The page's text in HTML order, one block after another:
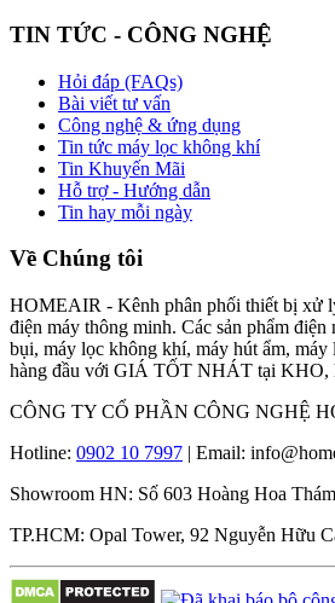
TIN TỨC - CÔNG NGHỆ
Hỏi đáp (FAQs)
Bài viết tư vấn
Công nghệ & ứng dụng
Tin tức máy lọc không khí
Tin Khuyến Mãi
Hỗ trợ - Hướng dẫn
Tin hay mỗi ngày
Về Chúng tôi
HOMEAIR - Kênh phân phối thiết bị xử
điện máy thông minh. Các sản phẩm điện
bụi, máy lọc không khí, máy hút ẩm,
hàng đầu với GIÁ TỐT NHÁT tại KHO,
CÔNG TY CỔ PHẦN CÔNG NGHỆ
Hotline: 0902 10 7997 | Email:
Showroom HN: Số 603 Hoàng Hoa
TP.HCM: Opal Tower, 92 Nguyễn Hữu